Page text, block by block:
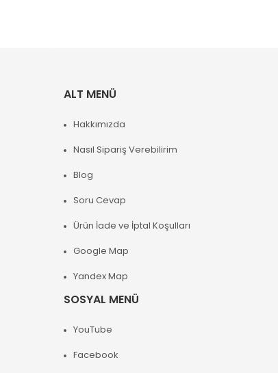
ALT MENÜ
Hakkımızda
Nasıl Sipariş Verebilirim
Blog
Soru Cevap
Ürün İade ve İptal Koşulları
Google Map
Yandex Map
SOSYAL MENÜ
YouTube
Facebook